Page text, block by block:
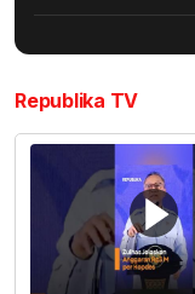
Republika TV